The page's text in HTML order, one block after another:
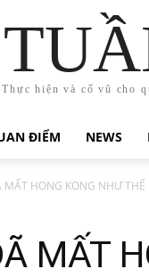
Thực hiện và cổ vũ cho
ĐIỂM NEWS
MẤT HONG KONG NHƯ THẾ
MẤT